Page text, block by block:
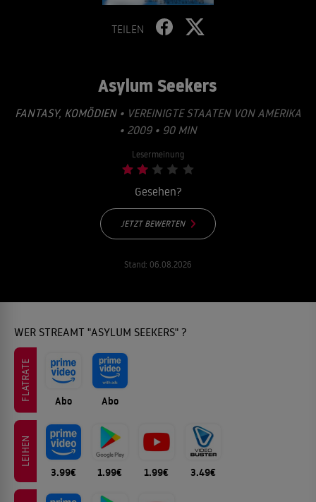
TEILEN
Asylum Seekers
FANTASY, KOMÖDIEN• VEREINIGTE STAATEN VON AMERIKA
• 2009 • 90 MIN
Lesermeinung
Gesehen?
JETZT BEWERTEN
Stand: 06.08.2026
WER STREAMT "ASYLUM SEEKERS" ?
FLATRATE Abo Abo
LEIHEN
3.99€ 1.99€ 1.99€ 3.49€